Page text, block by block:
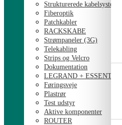
Strukturerede kabelsystemer
Fiberoptik
Patchkabler
RACKSKABE
Strømpaneler (3G)
Telekabling
Strips og Velcro
Dokumentation
LEGRAND + ESSENTIAL
Føringsveje
Plastrør
Test udstyr
Aktive komponenter
ROUTER